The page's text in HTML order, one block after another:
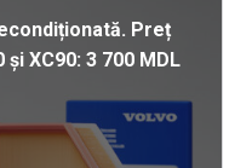
Preț
XC90: 3 700 MDL